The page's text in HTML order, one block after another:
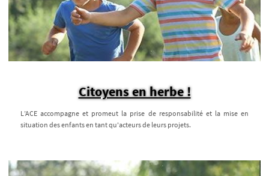
Citoyens en herbe !
L’ACE accompagne et promeut la prise de responsabilité et la mise en
situation des enfants en tant qu'acteurs de leurs projets.